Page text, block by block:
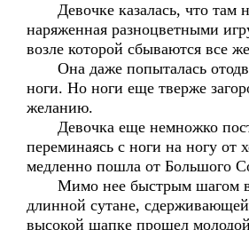
Девочке казалась, что там
наряженная разноцветными
возле которой сбываются все
Она даже попыталась
ноги. Но ноги еще тверже
желанию.
Девочка еще немножко
переминаясь с ноги на ногу от
медленно пошла от Большого
Мимо нее быстрым шагом в
длинной сутане,
высокой шапке прошел